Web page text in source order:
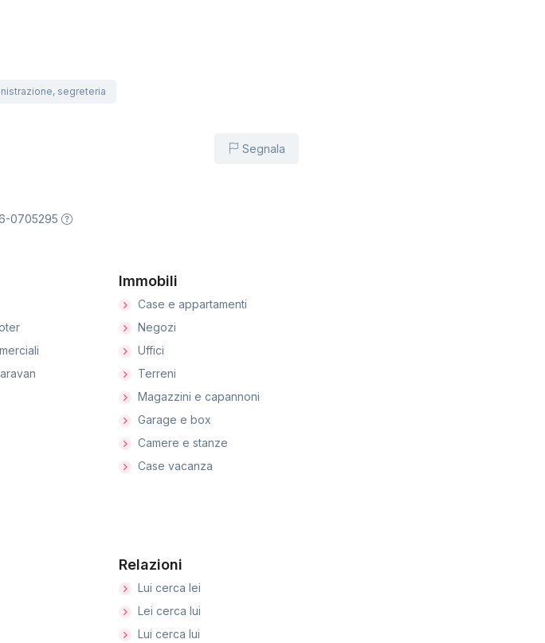
segreteria
Segnala
0705295
Immobili
Case e appartamenti
Negozi
Uffici
Terreni
Magazzini e capannoni
Garage e box
Camere e stanze
Case vacanza
Relazioni
Lui cerca lei
Lei cerca lui
Lui cerca lui